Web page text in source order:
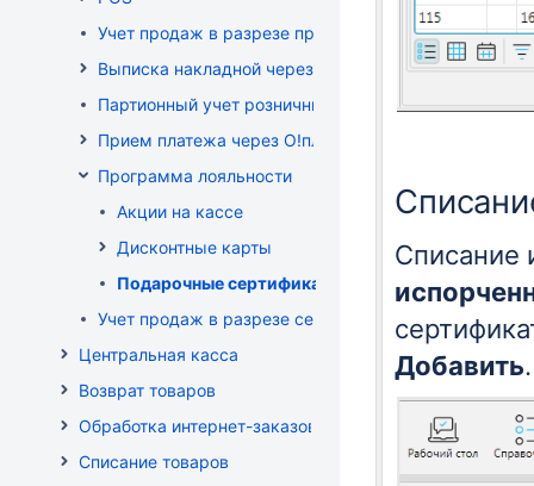
Учет продаж в разрезе продавцов-консультантов
Выписка накладной через POS
Партионный учет розничных продаж
Прием платежа через O!плати
Программа лояльности
Акции на кассе
Дисконтные карты
Подарочные сертификаты
Учет продаж в разрезе секций
Центральная касса
Возврат товаров
Обработка интернет-заказов
Списание товаров
Списание
Добавить